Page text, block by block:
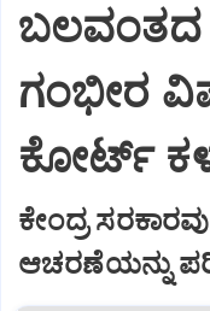
ಗಂಭೀರ
ಕೋರ್ಟ್
ಕೇಂದ್ರ
ಆಚರಣೆಯನ್ನು